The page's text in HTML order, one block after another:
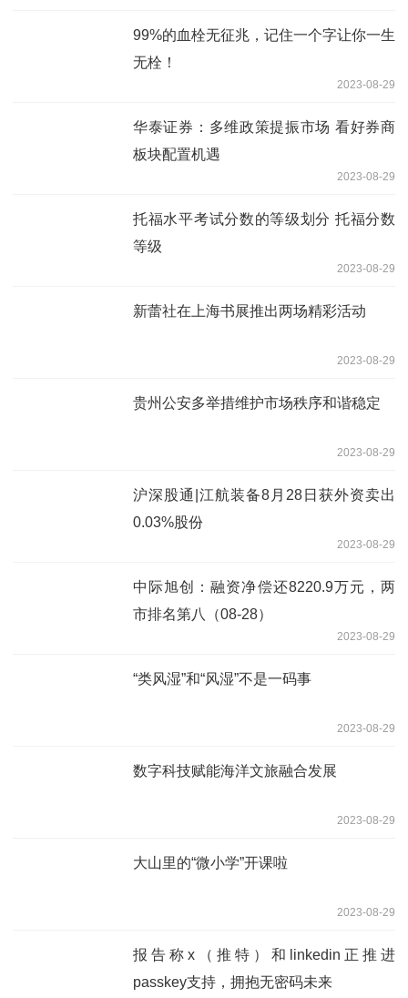
99%的血栓无征兆，记住一个字让你一生
无栓！
2023-08-29
华泰证券：多维政策提振市场 看好券商
板块配置机遇
2023-08-29
托福水平考试分数的等级划分 托福分数
等级
2023-08-29
新蕾社在上海书展推出两场精彩活动
2023-08-29
贵州公安多举措维护市场秩序和谐稳定
2023-08-29
沪深股通|江航装备8月28日获外资卖出
0.03%股份
2023-08-29
中际旭创：融资净偿还8220.9万元，两
市排名第八（08-28）
2023-08-29
“类风湿”和“风湿”不是一码事
2023-08-29
数字科技赋能海洋文旅融合发展
2023-08-29
大山里的“微小学”开课啦
2023-08-29
报告称x（推特）和linkedin正推进
passkey支持，拥抱无密码未来